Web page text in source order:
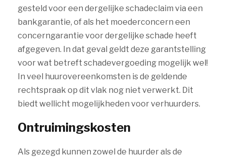
gesteld voor een dergelijke schadeclaim via een
bankgarantie, of als het moederconcern een
concerngarantie voor dergelijke schade heeft
afgegeven. In dat geval geldt deze garantstelling
voor wat betreft schadevergoeding mogelijk wel!
In veel huurovereenkomsten is de geldende
rechtspraak op dit vlak nog niet verwerkt. Dit
biedt wellicht mogelijkheden voor verhuurders.
Ontruimingskosten
Als gezegd kunnen zowel de huurder als de